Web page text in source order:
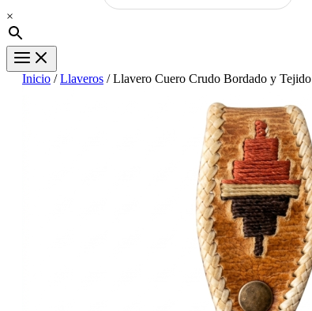
×
Inicio /Llaveros / Llavero Cuero Crudo Bordado y Tejido